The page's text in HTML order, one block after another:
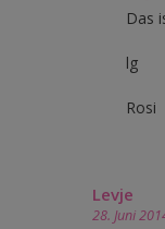
Das
lg
Rosi
Levje
28. Juni